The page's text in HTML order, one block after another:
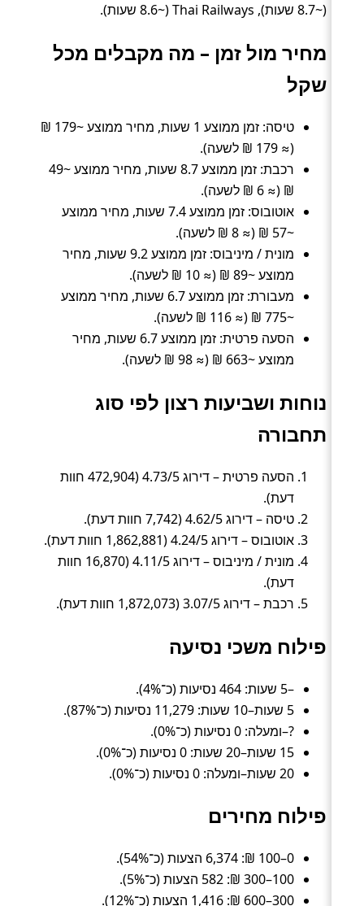
(~8.7 שעות), Thai Railways (~8.6 שעות).
מחיר מול זמן – מה מקבלים מכל
שקל
טיסה: זמן ממוצע 1 שעות, מחיר ממוצע ~179 ₪
(≈ 179 ₪ לשעה).
רכבת: זמן ממוצע 8.7 שעות, מחיר ממוצע ~49
₪ (≈ 6 ₪ לשעה).
אוטובוס: זמן ממוצע 7.4 שעות, מחיר ממוצע
~57 ₪ (≈ 8 ₪ לשעה).
מונית / מיניבוס: זמן ממוצע 9.2 שעות, מחיר
ממוצע ~89 ₪ (≈ 10 ₪ לשעה).
מעבורת: זמן ממוצע 6.7 שעות, מחיר ממוצע
~775 ₪ (≈ 116 ₪ לשעה).
הסעה פרטית: זמן ממוצע 6.7 שעות, מחיר
ממוצע ~663 ₪ (≈ 98 ₪ לשעה).
נוחות ושביעות רצון לפי סוג
תחבורה
הסעה פרטית – דירוג 4.73/5 (472,904 חוות
דעת).
טיסה – דירוג 4.62/5 (7,742 חוות דעת).
אוטובוס – דירוג 4.24/5 (1,862,881 חוות דעת).
מונית / מיניבוס – דירוג 4.11/5 (16,870 חוות
דעת).
רכבת – דירוג 3.07/5 (1,872,073 חוות דעת).
פילוח משכי נסיעה
–5 שעות: 464 נסיעות (כ־4%).
5 שעות–10 שעות: 11,279 נסיעות (כ־87%).
?–ומעלה: 0 נסיעות (כ־0%).
15 שעות–20 שעות: 0 נסיעות (כ־0%).
20 שעות–ומעלה: 0 נסיעות (כ־0%).
פילוח מחירים
0–100 ₪: 6,374 הצעות (כ־54%).
100–300 ₪: 582 הצעות (כ־5%).
300–600 ₪: 1,416 הצעות (כ־12%).